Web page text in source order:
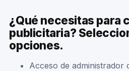
¿Qué necesitas para
publicitaria?
opciones.
Acceso de administrador